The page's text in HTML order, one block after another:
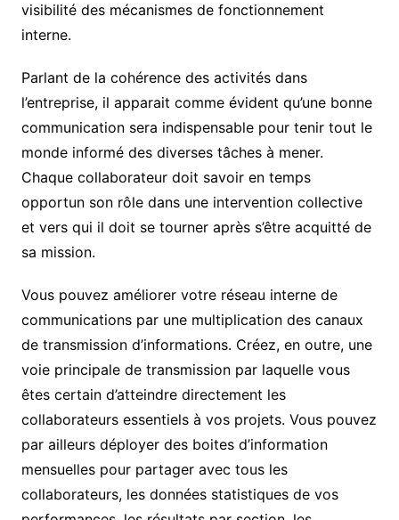
visibilité des mécanismes de fonctionnement
interne.
Parlant de la cohérence des activités dans
l’entreprise, il apparait comme évident qu’une bonne
communication sera indispensable pour tenir tout le
monde informé des diverses tâches à mener.
Chaque collaborateur doit savoir en temps
opportun son rôle dans une intervention collective
et vers qui il doit se tourner après s’être acquitté de
sa mission.
Vous pouvez améliorer votre réseau interne de
communications par une multiplication des canaux
de transmission d’informations. Créez, en outre, une
voie principale de transmission par laquelle vous
êtes certain d’atteindre directement les
collaborateurs essentiels à vos projets. Vous pouvez
par ailleurs déployer des boites d’information
mensuelles pour partager avec tous les
collaborateurs, les données statistiques de vos